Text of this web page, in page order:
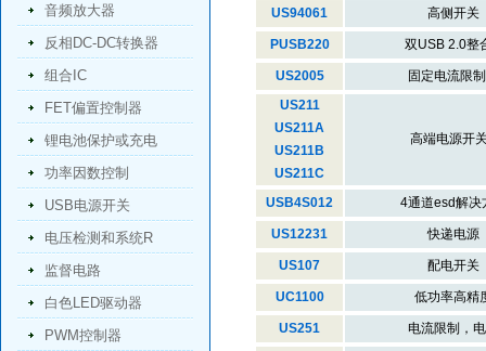
音频放大器
反相DC-DC转换器
组合IC
FET偏置控制器
锂电池保护或充电
功率因数控制
USB电源开关
电压检测和系统R
监督电路
白色LED驱动器
PWM控制器
US94061 高侧开关
PUSB220 双USB 2.0整
US2005
固定电流限
US211
US211A
US211B
US211C
高端电源开
USB4S012 4通道esd解决
US12231 快递电源
US107 配电开关
UC1100 低功率高精
US251 电流限制，